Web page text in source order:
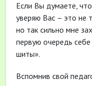
Если Вы думаете,
уверяю Вас – это не
но так сильно мне
первую очередь
шиты».
Вспомнив свой